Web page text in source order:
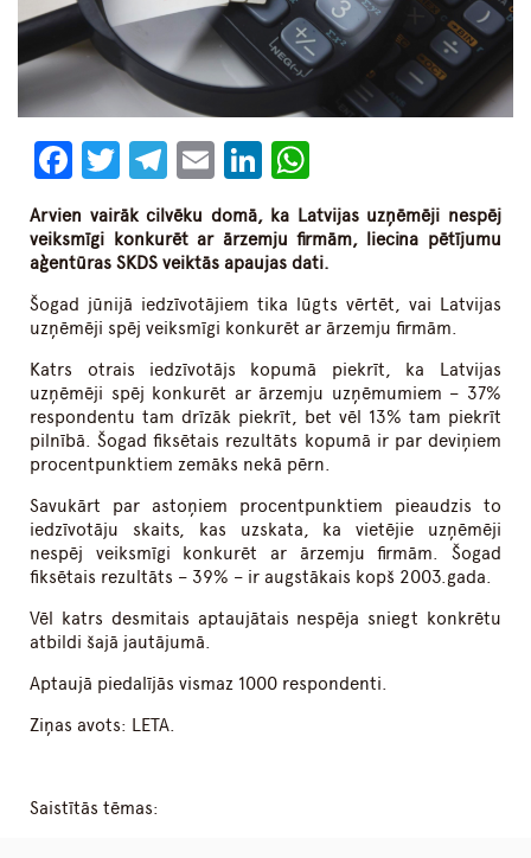
Facebook
Twitter
Telegram
EmailLinkedIn
Arvien vairāk cilvēku domā, ka Latvijas uzņēmēji nespēj
veiksmīgi konkurēt ar ārzemju firmām, liecina pētījumu
aģentūras SKDS veiktās apaujas dati.
Šogad jūnijā iedzīvotājiem tika lūgts vērtēt, vai Latvijas
uzņēmēji spēj veiksmīgi konkurēt ar ārzemju firmām.
Katrs otrais iedzīvotājs kopumā piekrīt, ka Latvijas
uzņēmēji spēj konkurēt ar ārzemju uzņēmumiem – 37%
respondentu tam drīzāk piekrīt, bet vēl 13% tam piekrīt
pilnībā. Šogad fiksētais rezultāts kopumā ir par deviņiem
procentpunktiem zemāks nekā pērn.
Savukārt par astoņiem procentpunktiem pieaudzis to
iedzīvotāju skaits, kas uzskata, ka vietējie uzņēmēji
nespēj veiksmīgi konkurēt ar ārzemju firmām. Šogad
fiksētais rezultāts – 39% – ir augstākais kopš 2003.gada.
Vēl katrs desmitais aptaujātais nespēja sniegt konkrētu
atbildi šajā jautājumā.
Aptaujā piedalījās vismaz 1000 respondenti.
Ziņas avots: LETA.
Saistītās tēmas: